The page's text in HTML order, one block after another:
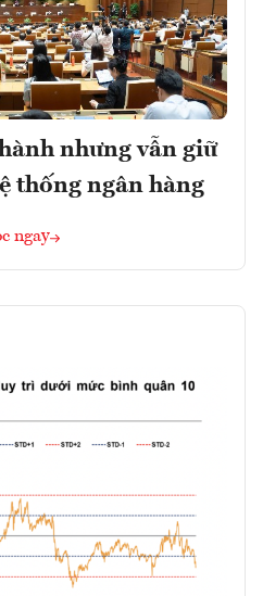
nhưng vẫn giữ
thống ngân hàng
ngay